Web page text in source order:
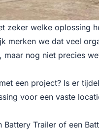
zeker welke oplossing
merken we dat veel
nog niet precies
een project? Is er
voor een vaste
Trailer of een